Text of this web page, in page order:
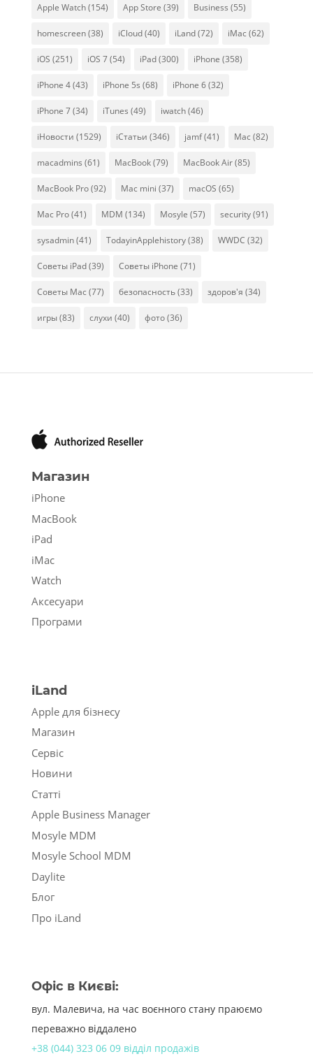
Apple Watch(154) App Store (39) Business (55)
homescreen(38) iCloud(40) iLand(72) iMac (62)
iOS (251) iOS 7(54) iPad(300) iPhone (358)
iPhone 4(43) iPhone 5s (68) iPhone 6(32)
iPhone 7(34) iTunes (49) iwatch(46)
iНовости (1529) iСтатьи (346) jamf(41) Mac (82)
macadmins (61) MacBook(79) MacBook Air(85)
MacBook Pro(92) Mac mini (37) macOS (65)
Mac Pro(41) MDM (134) Mosyle (57) security(91)
sysadmin(41) TodayinApplehistory(38) WWDC (32)
Советы iPad(39) Советы iPhone (71)
Советы Mac (77) безопасность(33) здоров'я (34)
игры(83) слухи (40) фото(36)
Магазин
iPhone
MacBook
iPad
iMac
Watch
Аксесуари
Програми
iLand
Apple для бізнесу
Магазин
Сервіс
Новини
Статті
Apple Business Manager
Mosyle MDM
Mosyle School MDM
Daylite
Блог
Про iLand
Офіс в Києві:
вул. Малевича, на час воєнного стану праюємо
переважно віддалено
+38 (044) 323 06 09 відділ продажів